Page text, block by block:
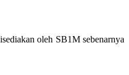
oleh SB1M sebenarnya